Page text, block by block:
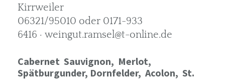
Kirrweiler
06321/95010 oder 0171-933
6416 · weingut.ramsel@t-online.de
Cabernet Sauvignon, Merlot,
Spätburgunder, Dornfelder, Acolon, St.